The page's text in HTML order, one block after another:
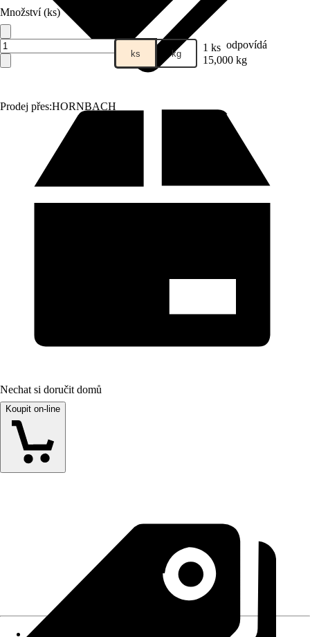
Prodej přes:HORNBACH
Množství (ks)
ks kg 1 ks odpovídá
15,000 kg
Nechat si doručit domů
Koupit on-line